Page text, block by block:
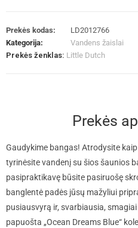
Prekės kodas:
LD2012766
Kategorija:
Vandens žaislai
Prekės ženklas: Little Dutch
Prekės
Gaudykime bangas! Atrodysite
tyrinėsite vandenį su šios šaunios
pasipraktikavę būsite pasiruošę
banglentė padės jūsų mažyliui
pusiausvyrą ir, svarbiausia,
papuošta „Ocean Dreams Blue“